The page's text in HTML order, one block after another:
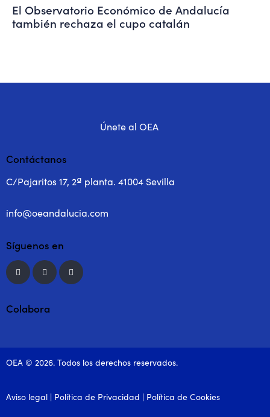
El Observatorio Económico de Andalucía
también rechaza el cupo catalán
Únete al OEA
Contáctanos
C/Pajaritos 17, 2ª planta. 41004 Sevilla
info@oeandalucia.com
Síguenos en
Colabora
OEA © 2026. Todos los derechos reservados.
Aviso legal | Política de Privacidad | Política de Cookies